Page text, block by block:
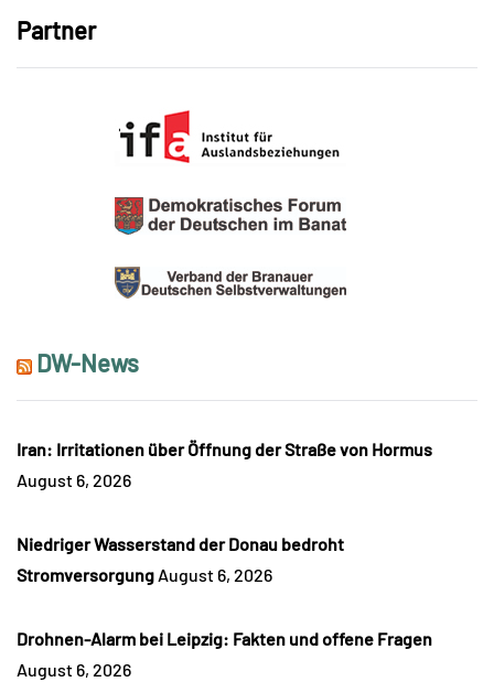
Partner
DW-News
Iran: Irritationen über Öffnung der Straße von Hormus
August 6, 2026
Niedriger Wasserstand der Donau bedroht
Stromversorgung August 6, 2026
Drohnen-Alarm bei Leipzig: Fakten und offene Fragen
August 6, 2026